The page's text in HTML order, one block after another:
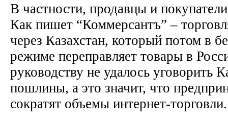
В частности, продавцы и
Как пишет “Коммерсантъ” –
через Казахстан, который потом в
режиме переправляет товары в
руководству не удалось уговорить
пошлины, а это значит, что
сократят объемы интернет-